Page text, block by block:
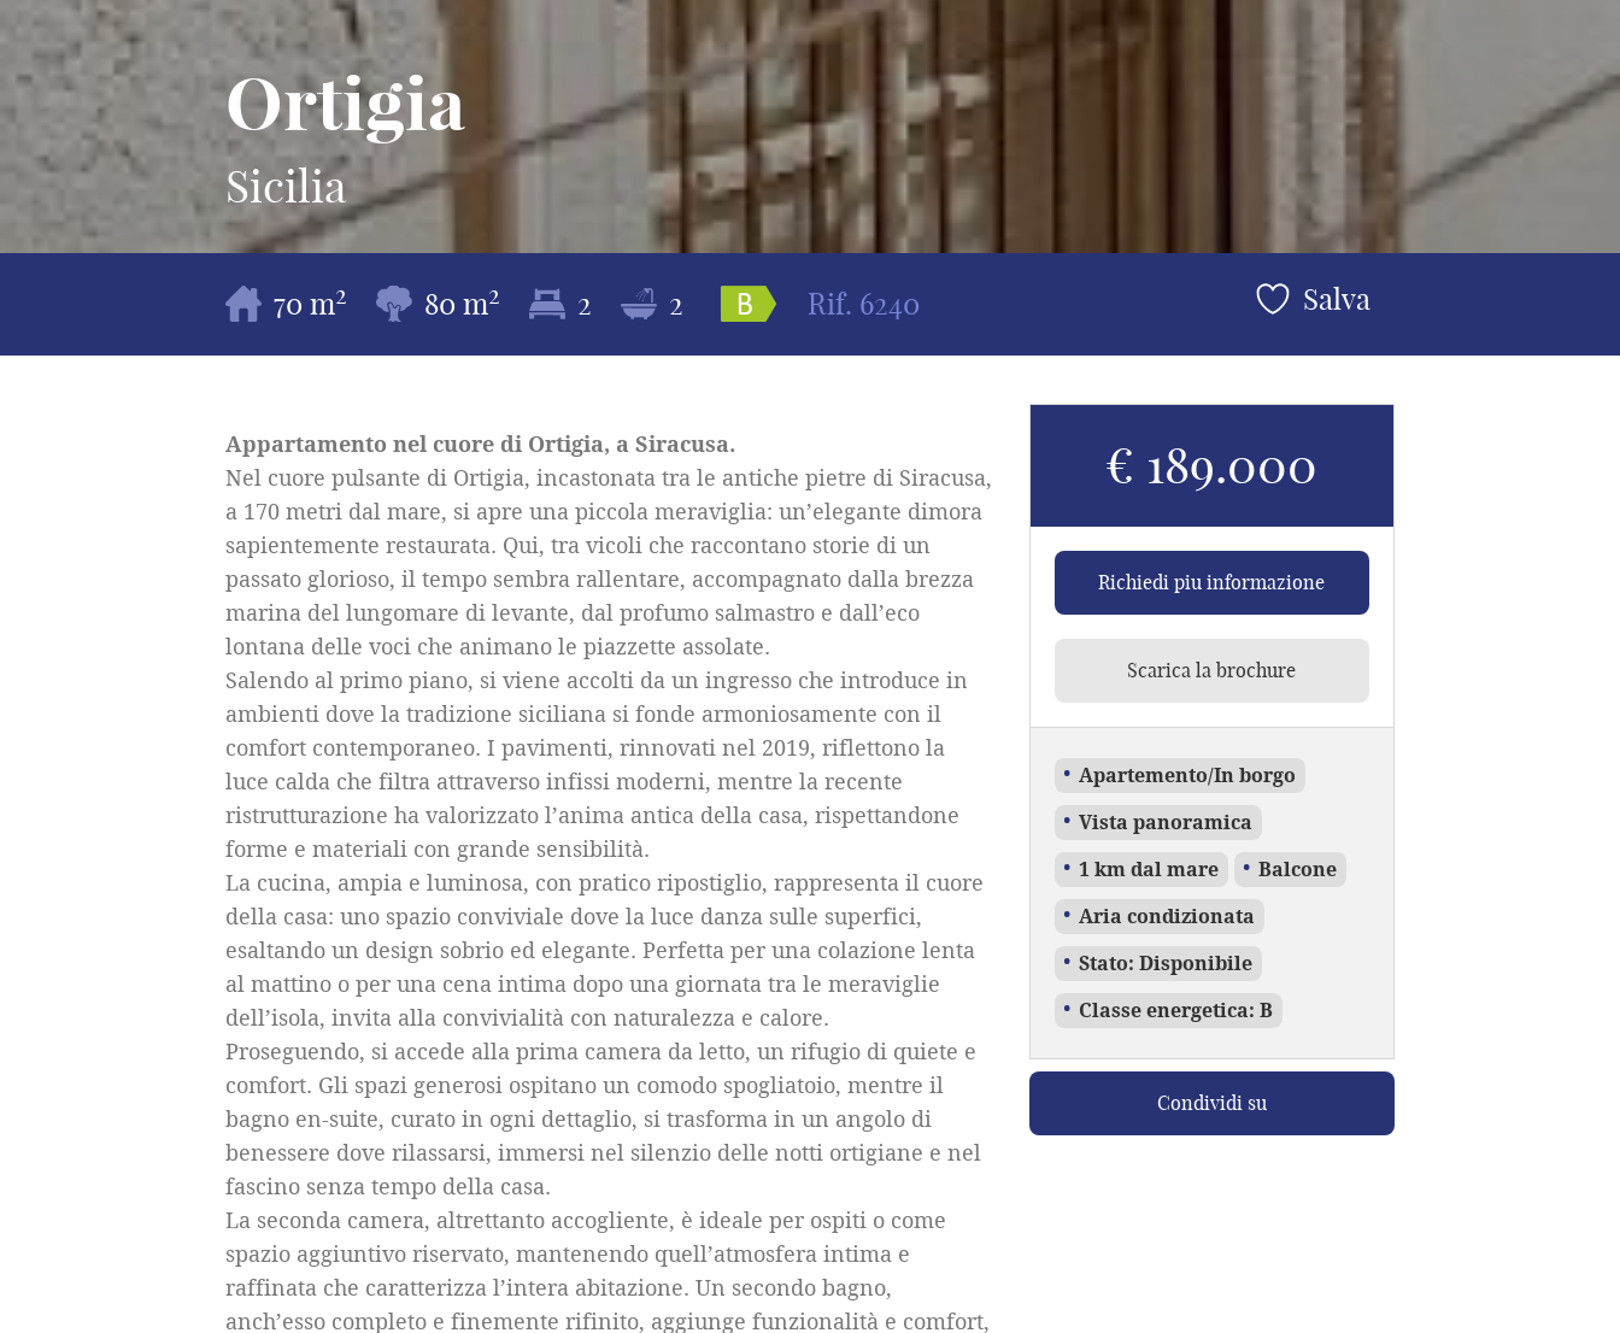
Ortigia
Sicilia
70 m2 80 m2 2 2 Rif. 6240 Salva
€ 189.000
Richiedi piu informazione
Scarica la brochure
Apartemento/In borgo
Vista panoramica
1 km dal mare Balcone
Aria condizionata
Stato: Disponibile
Classe energetica: B
Condividi su
Appartamento nel cuore di Ortigia, a Siracusa.
Nel cuore pulsante di Ortigia, incastonata tra le antiche pietre di Siracusa,
a 170 metri dal mare, si apre una piccola meraviglia: un’elegante dimora
sapientemente restaurata. Qui, tra vicoli che raccontano storie di un
passato glorioso, il tempo sembra rallentare, accompagnato dalla brezza
marina del lungomare di levante, dal profumo salmastro e dall’eco
lontana delle voci che animano le piazzette assolate.
Salendo al primo piano, si viene accolti da un ingresso che introduce in
ambienti dove la tradizione siciliana si fonde armoniosamente con il
comfort contemporaneo. I pavimenti, rinnovati nel 2019, riflettono la
luce calda che filtra attraverso infissi moderni, mentre la recente
ristrutturazione ha valorizzato l’anima antica della casa, rispettandone
forme e materiali con grande sensibilità.
La cucina, ampia e luminosa, con pratico ripostiglio, rappresenta il cuore
della casa: uno spazio conviviale dove la luce danza sulle superfici,
esaltando un design sobrio ed elegante. Perfetta per una colazione lenta
al mattino o per una cena intima dopo una giornata tra le meraviglie
dell’isola, invita alla convivialità con naturalezza e calore.
Proseguendo, si accede alla prima camera da letto, un rifugio di quiete e
comfort. Gli spazi generosi ospitano un comodo spogliatoio, mentre il
bagno en-suite, curato in ogni dettaglio, si trasforma in un angolo di
benessere dove rilassarsi, immersi nel silenzio delle notti ortigiane e nel
fascino senza tempo della casa.
La seconda camera, altrettanto accogliente, è ideale per ospiti o come
spazio aggiuntivo riservato, mantenendo quell’atmosfera intima e
raffinata che caratterizza l’intera abitazione. Un secondo bagno,
anch’esso completo e finemente rifinito, aggiunge funzionalità e comfort,